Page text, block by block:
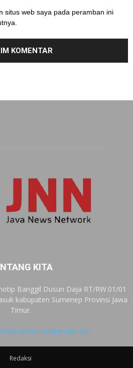
situs web saya pada peramban ini
KITA
Banggil Dusun Daja RT/RW.01/01
kabupaten Sumenep Provinsi Jawa
Timur.
redaksijnnpusat@gmail.com
Redaksi